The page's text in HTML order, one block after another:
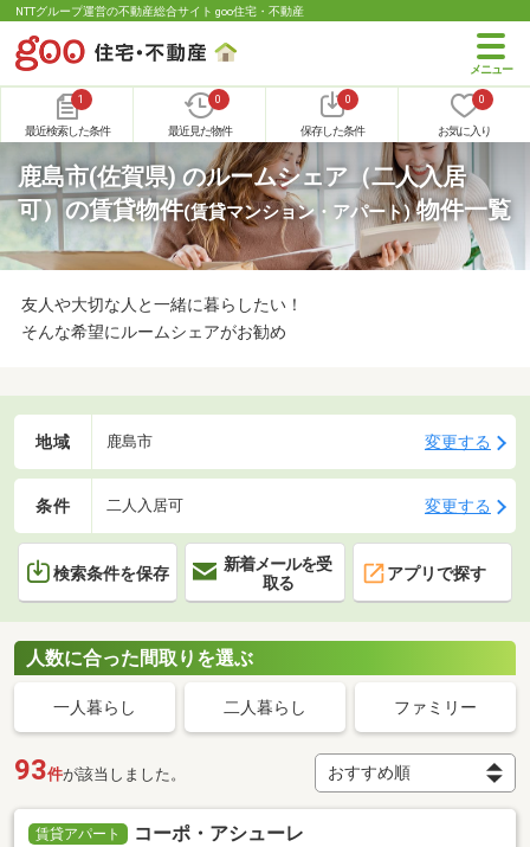
NTTグループ運営の不動産総合サイト goo住宅・不動産
1
最近検索した条件
0
最近見た物件
0
保存した条件
0
お気に入り
鹿島市(佐賀県) のルームシェア（二人入居
可）の賃貸物件(賃貸マンション・アパート)物件一覧
友人や大切な人と一緒に暮らしたい！
そんな希望にルームシェアがお勧め
地域 鹿島市 変更する
条件 二人入居可 変更する
検索条件を保存
新着メールを受
取る
アプリで探す
人数に合った間取りを選ぶ
一人暮らし 二人暮らし ファミリー
93件が該当しました。
賃貸アパート コーポ・アシューレ